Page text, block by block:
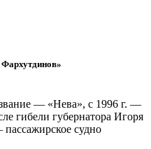
— «Нева», с 1996 г. —
гибели губернатора Игоря
судно